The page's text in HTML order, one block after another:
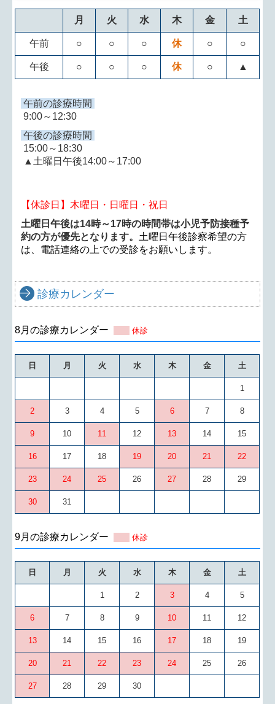
月 火 水 木 金 土
午前 ○ ○ ○ 休 ○ ○
午後 ○ ○ ○ 休 ○ ▲
午前の診療時間
9:00～12:30
午後の診療時間
15:00～18:30
▲土曜日午後14:00～17:00
【休診日】木曜日・日曜日・祝日
土曜日午後は14時～17時の時間帯は小児予防接種予
約の方が優先となります。土曜日午後診察希望の方
は、電話連絡の上での受診をお願いします。
診療カレンダー
8月の診療カレンダー 休診
日 月 火 水 木 金 土
1
2 3 4 5 6 7 8
9 10 11 12 13 14 15
16 17 18 19 20 21 22
23 24 25 26 27 28 29
30 31
9月の診療カレンダー 休診
日 月 火 水 木 金 土
1 2 3 4 5
6 7 8 9 10 11 12
13 14 15 16 17 18 19
20 21 22 23 24 25 26
27 28 29 30